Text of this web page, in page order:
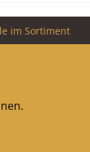
im Sortiment